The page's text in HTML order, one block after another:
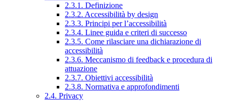
2.3.1. Definizione
2.3.2. Accessibilità by design
2.3.3. Principi per l’accessibilità
2.3.4. Linee guida e criteri di successo
2.3.5. Come rilasciare una dichiarazione di
accessibilità
2.3.6. Meccanismo di feedback e procedura di
attuazione
2.3.7. Obiettivi accessibilità
2.3.8. Normativa e approfondimenti
2.4. Privacy